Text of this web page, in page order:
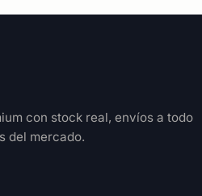
con stock real, envíos a todo
del mercado.